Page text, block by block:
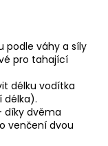
podle váhy a síly
pro tahající
délku vodítka
délka).
díky dvěma
venčení dvou